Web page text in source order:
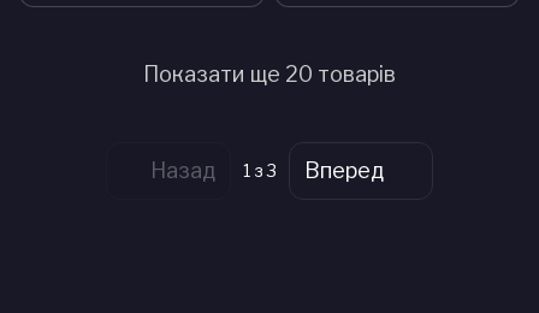
Показати ще 20 товарів
Назад 1 з 3 Вперед